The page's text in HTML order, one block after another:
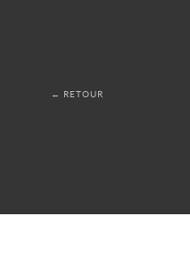
← RETOUR